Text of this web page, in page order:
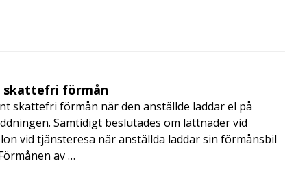
skattefri förmån
skattefri förmån när den anställde laddar el på
Samtidigt beslutades om lättnader vid
vid tjänsteresa när anställda laddar sin förmånsbil
av …